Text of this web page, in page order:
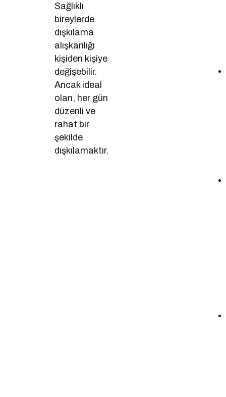
Sağlıklı
bireylerde
dışkılama
alışkanlığı
kişiden kişiye
değişebilir.
Ancak ideal
olan, her gün
düzenli ve
rahat bir
şekilde
dışkılamaktır.